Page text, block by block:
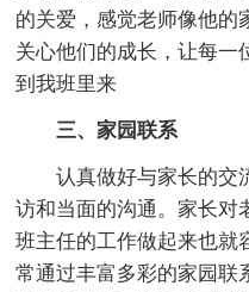
的关爱，感觉老师像他的
关心他们的成长，让每一
到我班里来
三、家园联系
认真做好与家长的交
访和当面的沟通。家长对
班主任的工作做起来也就
常通过丰富多彩的家园联